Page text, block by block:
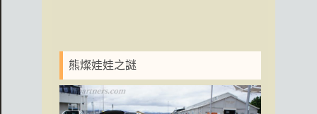
熊燦娃娃之謎